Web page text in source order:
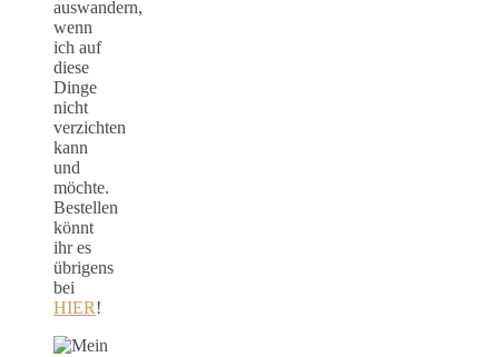
auswandern,
wenn
ich auf
diese
Dinge
nicht
verzichten
kann
und
möchte.
Bestellen
könnt
ihr es
übrigens
bei
HIER!